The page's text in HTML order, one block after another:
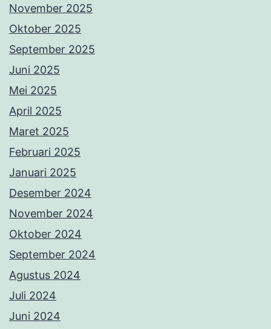
November 2025
Oktober 2025
September 2025
Juni 2025
Mei 2025
April 2025
Maret 2025
Februari 2025
Januari 2025
Desember 2024
November 2024
Oktober 2024
September 2024
Agustus 2024
Juli 2024
Juni 2024